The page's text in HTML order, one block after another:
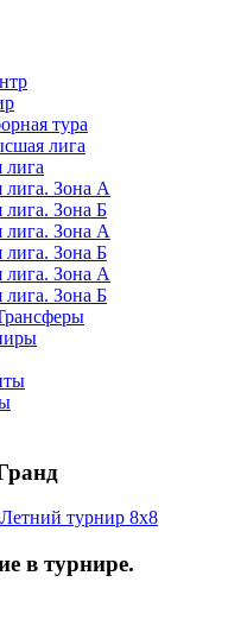
тура
лига
лига
лига. Зона А
лига. Зона Б
лига. Зона А
лига. Зона Б
лига. Зона А
лига. Зона Б
турнир 8х8
в турнире.